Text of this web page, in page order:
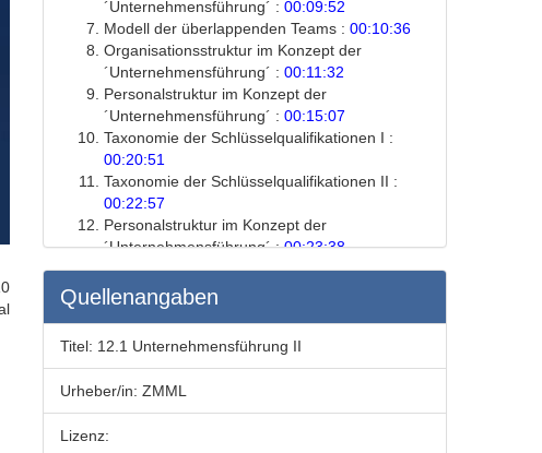
´Unternehmensführung´ : 00:09:52
Modell der überlappenden Teams : 00:10:36
Organisationsstruktur im Konzept der
´Unternehmensführung´ : 00:11:32
Personalstruktur im Konzept der
´Unternehmensführung´ : 00:15:07
Taxonomie der Schlüsselqualifikationen I :
00:20:51
Taxonomie der Schlüsselqualifikationen II :
00:22:57
Personalstruktur im Konzept der
´Unternehmensführung´ :00:23:38
Operative Handhabung der
Unternehmensstruktur :
Zusammenfassung: Organisation im Konzept
Zusammenfassung: Personal im Konzept der
Übungsaufgaben für das Selbststudium :
Kooperationsorientierte Unternehmensstruktur
Quellenangaben
Titel: 12.1 Unternehmensführung II
Urheber/in: ZMML
Lizenz: